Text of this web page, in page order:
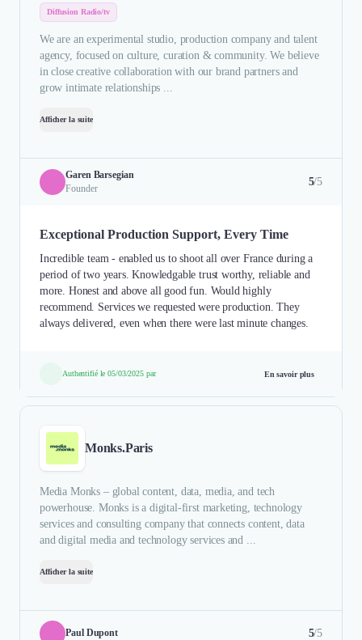
Diffusion Radio/tv
We are an experimental studio, production company and talent
agency, focused on culture, curation & community. We believe
in close creative collaboration with our brand partners and
grow intimate relationships ...
Afficher la suite
Garen Barsegian
Founder
5/5
Exceptional Production Support, Every Time
Incredible team - enabled us to shoot all over France during a
period of two years. Knowledgable trust worthy, reliable and
more. Honest and above all good fun. Would highly
recommend. Services we requested were production. They
always delivered, even when there were last minute changes.
Authentifié le 05/03/2025 par En savoir plus
Monks.Paris
Media Monks – global content, data, media, and tech
powerhouse. Monks is a digital-first marketing, technology
services and consulting company that connects content, data
and digital media and technology services and ...
Afficher la suite
Paul Dupont 5/5